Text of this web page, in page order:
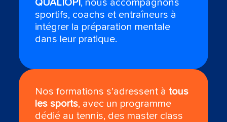
QUALIOPI, nous accompagnons
sportifs, coachs et entraîneurs à
intégrer la préparation mentale
dans leur pratique.
Nos formations s’adressent à tous
les sports, avec un programme
dédié au tennis, des master class